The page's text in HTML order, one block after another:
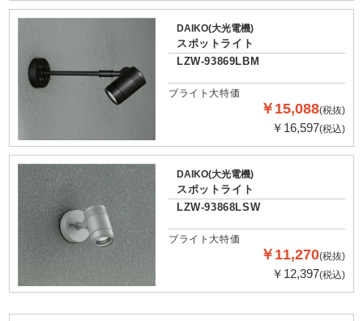
DAIKO(大光電機)
スポットライト
LZW-93869LBM
ブライト大特価
￥15,088(税抜)
￥16,597(税込)
DAIKO(大光電機)
スポットライト
LZW-93868LSW
ブライト大特価
￥11,270(税抜)
￥12,397(税込)